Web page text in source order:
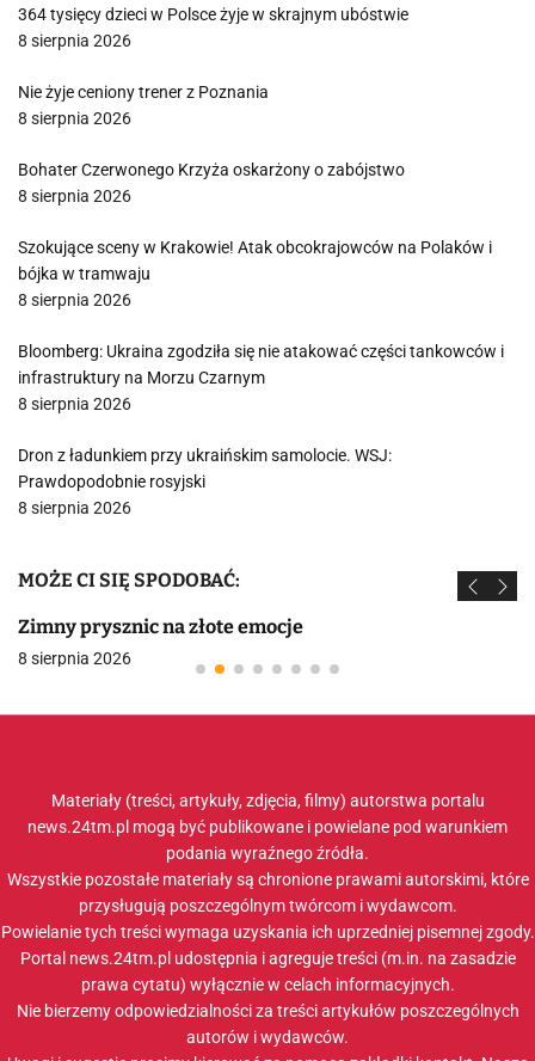
364 tysięcy dzieci w Polsce żyje w skrajnym ubóstwie
8 sierpnia 2026
Nie żyje ceniony trener z Poznania
8 sierpnia 2026
Bohater Czerwonego Krzyża oskarżony o zabójstwo
8 sierpnia 2026
Szokujące sceny w Krakowie! Atak obcokrajowców na Polaków i
bójka w tramwaju
8 sierpnia 2026
Bloomberg: Ukraina zgodziła się nie atakować części tankowców i
infrastruktury na Morzu Czarnym
8 sierpnia 2026
Dron z ładunkiem przy ukraińskim samolocie. WSJ:
Prawdopodobnie rosyjski
8 sierpnia 2026
MOŻE CI SIĘ SPODOBAĆ:
Zimny prysznic na złote emocje
8 sierpnia 2026
Materiały (treści, artykuły, zdjęcia, filmy) autorstwa portalu
news.24tm.pl mogą być publikowane i powielane pod warunkiem
podania wyraźnego źródła.
Wszystkie pozostałe materiały są chronione prawami autorskimi, które
przysługują poszczególnym twórcom i wydawcom.
Powielanie tych treści wymaga uzyskania ich uprzedniej pisemnej zgody.
Portal news.24tm.pl udostępnia i agreguje treści (m.in. na zasadzie
prawa cytatu) wyłącznie w celach informacyjnych.
Nie bierzemy odpowiedzialności za treści artykułów poszczególnych
autorów i wydawców.